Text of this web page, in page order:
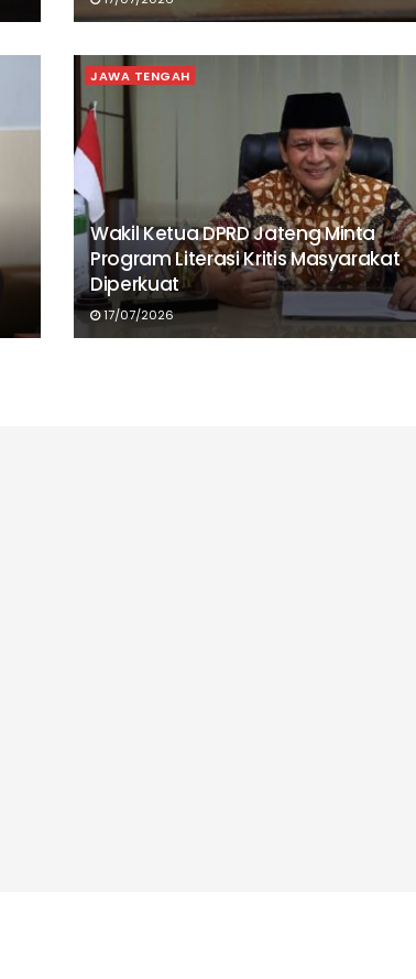
JAWA TENGAH
Wakil Ketua DPRD Jateng Minta
Program Literasi Kritis Masyarakat
Diperkuat
17/07/2026